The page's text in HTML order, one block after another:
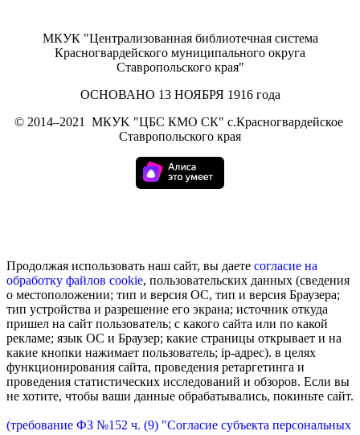
МКУК "Централизованная библиотечная система
Красногвардейского муниципального округа
Ставропольского края"
ОСНОВАНО 13 НОЯБРЯ 1916 года
© 2014–2021 МКУK "ЦБС КМО СК" с.Красногвардейское
Ставропольского края
Продолжая использовать наш сайт, вы даете согласие на
обработку файлов cookie, пользовательских данных (сведения
о местоположении; тип и версия ОС, тип и версия Браузера;
тип устройства и разрешение его экрана; источник откуда
пришел на сайт пользователь; с какого сайта или по какой
рекламе; язык ОС и Браузер; какие страницы открывает и на
какие кнопки нажимает пользователь; ip-адрес). в целях
функционирования сайта, проведения ретаргетинга и
проведения статистических исследований и обзоров. Если вы
не хотите, чтобы ваши данные обрабатывались, покиньте сайт.
(требование ФЗ №152 ч. (9) "Согласие субъекта персональных